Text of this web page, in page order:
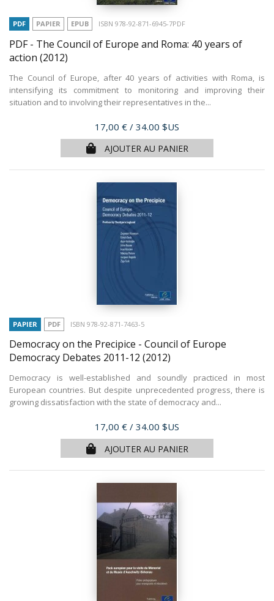
PDF PAPIER EPUB ISBN 978-92-871-6945-7PDF
PDF - The Council of Europe and Roma: 40 years of
action (2012)
The Council of Europe, after 40 years of activities with Roma, is
intensifying its commitment to monitoring and improving their
situation and to involving their representatives in the...
Prix
17,00 € / 34.00 $US
AJOUTER AU PANIER
PAPIER PDF ISBN 978-92-871-7463-5
Democracy on the Precipice - Council of Europe
Democracy Debates 2011-12 (2012)
Democracy is well-established and soundly practiced in most
European countries. But despite unprecedented progress, there is
growing dissatisfaction with the state of democracy and...
Prix
17,00 € / 34.00 $US
AJOUTER AU PANIER